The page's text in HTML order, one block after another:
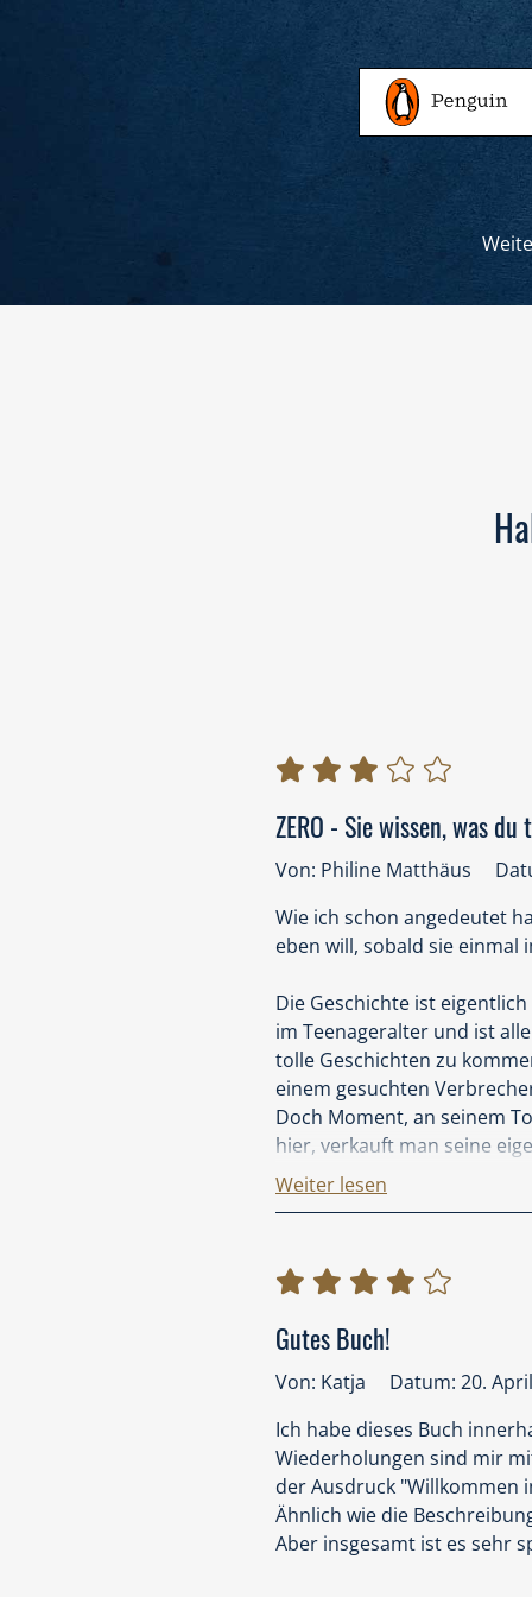
ZERO - Sie wissen, was du
Von: Philine Matthäus
Wie ich schon angedeutet
eben will, sobald sie einmal
Die Geschichte ist
im Teenageralter und ist
tolle Geschichten zu
einem gesuchten
Doch Moment, an seinem
hier, verkauft man seine
arbeitet umso bessere
nicht nur das
irgendwer eben, man
Cynthia geht dieser
aufzuklären und
schnell wird Cynthia in
Neugierig geworden? Das
schon mehrfach gelesen,
leisten. Das klingt jetzt
Zeitgeist. Es kommt nur
Weiter lesen
Gutes Buch!
Von: Katja
Datum: 20.
Ich habe dieses Buch
Wiederholungen sind mir
der Ausdruck "Willkommen
Ähnlich wie die
Aber insgesamt ist es sehr